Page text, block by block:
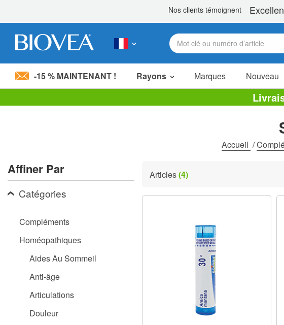
Veuillez
un
système
d'accessibilité.
Appuyez
adapter
-15 % MAINTENANT ! Rayons Marques Nouveau
Accueil /
Affiner Par
Catégories
Compléments
Homéopathiques
Aides Au Sommeil
Anti-âge
Articulations
Douleur
Articles(4)